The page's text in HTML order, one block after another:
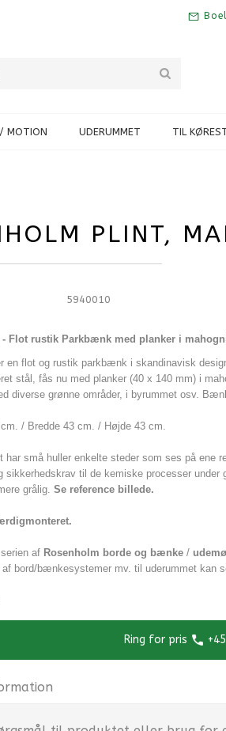
MOTION UDERUMMET TIL
PLINT,
5940010
- Flot rustik Parkbænk med planker i
en flot og rustik parkbænk i skandinavisk
stål, fås nu med planker (40 x 140 mm) i
diverse grønne områder, i byrummet osv.
/ Bredde 43 cm. / Højde 43 cm.
har små huller enkelte steder som ses på
sikkerhedskrav til de kemiske processer under
grålig. Se reference billede.
af Rosenholm borde og bænke /
af bord/bænkesystemer mv. til uderummet kan
Ring for pris